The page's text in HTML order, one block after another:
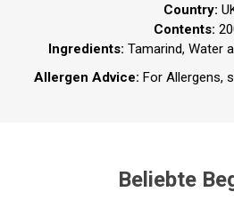
Country:
Contents:
Ingredients: Tamarind, Water
Allergen Advice: For Allergens,
Beliebte